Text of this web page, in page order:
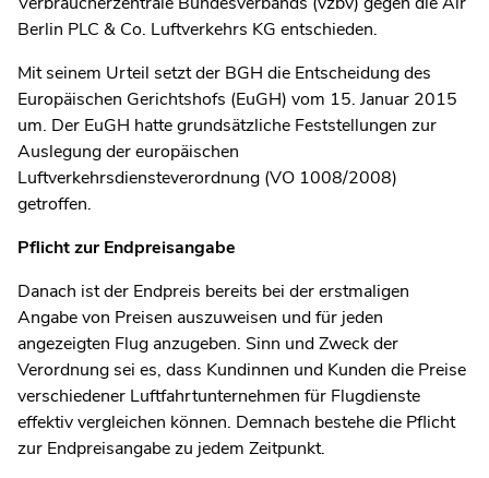
Berlin PLC & Co. Luftverkehrs KG entschieden.
Mit seinem Urteil setzt der BGH die Entscheidung des
Europäischen Gerichtshofs (EuGH) vom 15. Januar 2015
um. Der EuGH hatte grundsätzliche Feststellungen zur
Auslegung der europäischen
Luftverkehrsdiensteverordnung (VO 1008/2008)
getroffen.
Pflicht zur Endpreisangabe
Danach ist der Endpreis bereits bei der erstmaligen
Angabe von Preisen auszuweisen und für jeden
angezeigten Flug anzugeben. Sinn und Zweck der
Verordnung sei es, dass Kundinnen und Kunden die Preise
verschiedener Luftfahrtunternehmen für Flugdienste
effektiv vergleichen können. Demnach bestehe die Pflicht
zur Endpreisangabe zu jedem Zeitpunkt.